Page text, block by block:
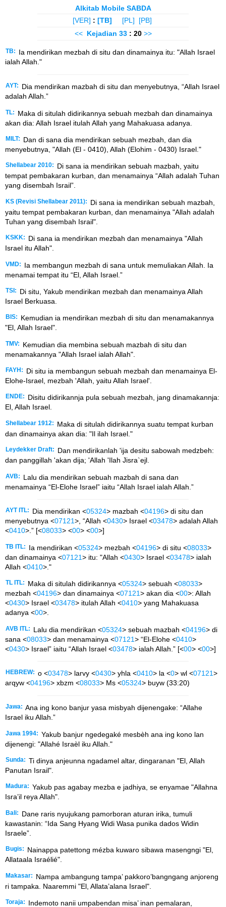
Alkitab Mobile SABDA
[VER] : [TB] [PL]
[PB]
<< Kejadian 33 : 20 >>
TB:
Ia mendirikan mezbah di situ dan dinamainya itu: "Allah Israel
ialah Allah."
AYT:
Dia mendirikan mazbah di situ dan menyebutnya, “Allah Israel
adalah Allah.”
TL:
Maka di situlah didirikannya sebuah mezbah dan dinamainya
akan dia: Allah Israel itulah Allah yang Mahakuasa adanya.
MILT:
Dan di sana dia mendirikan sebuah mezbah, dan dia
menyebutnya, "Allah (El - 0410), Allah (Elohim - 0430) Israel."
Shellabear 2010:
Di sana ia mendirikan sebuah mazbah, yaitu
tempat pembakaran kurban, dan menamainya “Allah adalah Tuhan
yang disembah Israil”.
KS (Revisi Shellabear 2011):
Di sana ia mendirikan sebuah mazbah,
yaitu tempat pembakaran kurban, dan menamainya "Allah adalah
Tuhan yang disembah Israil".
KSKK:
Di sana ia mendirikan mezbah dan menamainya "Allah
Israel itu Allah".
VMD:
Ia membangun mezbah di sana untuk memuliakan Allah. Ia
menamai tempat itu “El, Allah Israel.”
TSI:
Di situ, Yakub mendirikan mezbah dan menamainya Allah
Israel Berkuasa.
BIS:
Kemudian ia mendirikan mezbah di situ dan menamakannya
"El, Allah Israel".
TMV:
Kemudian dia membina sebuah mazbah di situ dan
menamakannya "Allah Israel ialah Allah".
FAYH:
Di situ ia membangun sebuah mezbah dan menamainya El-
Elohe-Israel, mezbah 'Allah, yaitu Allah Israel'.
ENDE:
Disitu didirikannja pula sebuah mezbah, jang dinamakannja:
El, Allah Israel.
Shellabear 1912:
Maka di situlah didirikannya suatu tempat kurban
dan dinamainya akan dia: "Il ilah Israel."
Leydekker Draft:
Dan mendirikanlah 'ija desitu sabowah medzbeh:
dan panggillah 'akan dija; 'Allah 'Ilah Jisra`ejl.
AVB:
Lalu dia mendirikan sebuah mazbah di sana dan
menamainya “El-Elohe Israel” iaitu “Allah Israel ialah Allah.”
AYT ITL: Dia mendirikan <05324> mazbah <04196> di situ dan
menyebutnya <07121>, “Allah <0430> Israel <03478> adalah Allah
<0410>.” [<08033> <00> <00>]
TB ITL: Ia mendirikan <05324> mezbah <04196> di situ <08033>
dan dinamainya <07121> itu: "Allah <0430> Israel <03478> ialah
Allah <0410>."
TL ITL: Maka di situlah didirikannya <05324> sebuah <08033>
mezbah <04196> dan dinamainya <07121> akan dia <00>: Allah
<0430> Israel <03478> itulah Allah <0410> yang Mahakuasa
adanya <00>.
AVB ITL: Lalu dia mendirikan <05324> sebuah mazbah <04196> di
sana <08033> dan menamainya <07121> “El-Elohe <0410>
<0430> Israel” iaitu “Allah Israel <03478> ialah Allah.” [<00> <00>]
HEBREW: o <03478> larvy <0430> yhla <0410> la <0> wl <07121>
arqyw <04196> xbzm <08033> Ms <05324> buyw (33:20)
Jawa: Ana ing kono banjur yasa misbyah dijenengake: “Allahe
Israel iku Allah.”
Jawa 1994: Yakub banjur ngedegaké mesbèh ana ing kono lan
dijenengi: "Allahé Israèl iku Allah."
Sunda: Ti dinya anjeunna ngadamel altar, dingaranan "El, Allah
Panutan Israil".
Madura: Yakub pas agabay mezba e jadhiya, se enyamae "Allahna
Isra’il reya Allah".
Bali:
Dane raris nyujukang pamorboran aturan irika, tumuli
kawastanin: “Ida Sang Hyang Widi Wasa punika dados Widin
Israele”.
Bugis:
Nainappa patettong mézba kuwaro sibawa masengngi "El,
Allataala Israélié".
Makasar:
Nampa ambangung tampa’ pakkoro’bangngang anjoreng
ri tampaka. Naaremmi "El, Allata’alana Israel".
Toraja: Indemoto nanii umpabendan misa’ inan pemalaran,